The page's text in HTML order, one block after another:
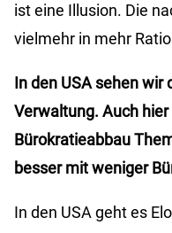
ist eine Illusion. Die
vielmehr in mehr
In den USA sehen wir
Verwaltung. Auch
Bürokratieabbau
besser mit weniger
In den USA geht es